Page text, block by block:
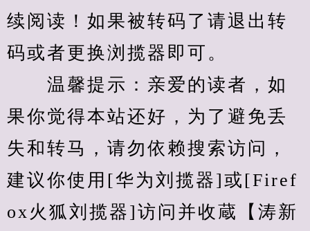
续阅读！如果被转码了请退出转
码或者更换浏揽器即可。
温馨提示：亲爱的读者，如
果你觉得本站还好，为了避免丢
失和转马，请勿依赖搜索访问，
建议你使用[华为刘揽器]或[Firef
ox火狐刘揽器]访问并收蔵【涛新